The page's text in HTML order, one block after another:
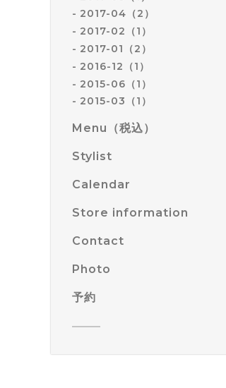
2017-04（2）
2017-02（1）
2017-01（2）
2016-12（1）
2015-06（1）
2015-03（1）
Menu（税込）
Stylist
Calendar
Store information
Contact
Photo
予約